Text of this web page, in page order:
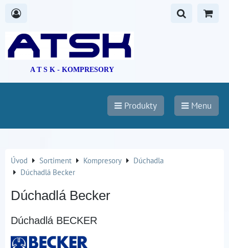
A T S K - KOMPRESORY
Produkty Menu
Úvod Sortiment Kompresory
Dúchadla
Dúchadlá Becker
Dúchadlá Becker
Dúchadlá BECKER